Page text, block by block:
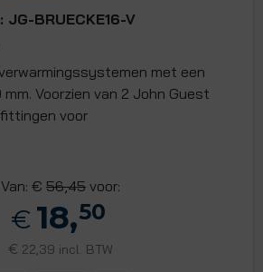
BRUECKE16-V
met een
Voorzien van 2 John Guest
voor
Van: € 56,45 voor:
€ 18,50
€ 22,39 incl. BTW